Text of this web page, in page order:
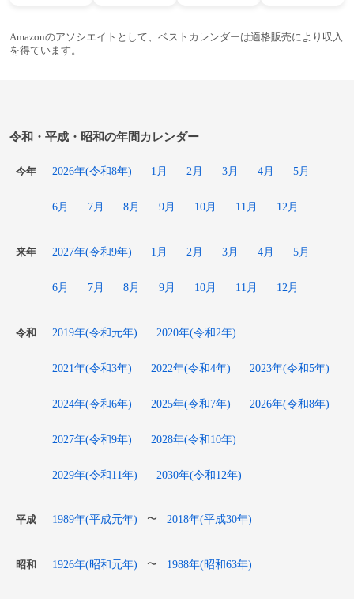
Amazonのアソシエイトとして、ベストカレンダーは適格販売により収入
を得ています。
令和・平成・昭和の年間カレンダー
今年 2026年(令和8年) 1月 2月 3月 4月 5月
6月 7月 8月 9月 10月 11月 12月
来年 2027年(令和9年) 1月 2月 3月 4月 5月
6月 7月 8月 9月 10月 11月 12月
令和 2019年(令和元年) 2020年(令和2年)
2021年(令和3年) 2022年(令和4年) 2023年(令和5年)
2024年(令和6年) 2025年(令和7年) 2026年(令和8年)
2027年(令和9年) 2028年(令和10年)
2029年(令和11年) 2030年(令和12年)
平成 1989年(平成元年) 〜 2018年(平成30年)
昭和 1926年(昭和元年) 〜 1988年(昭和63年)